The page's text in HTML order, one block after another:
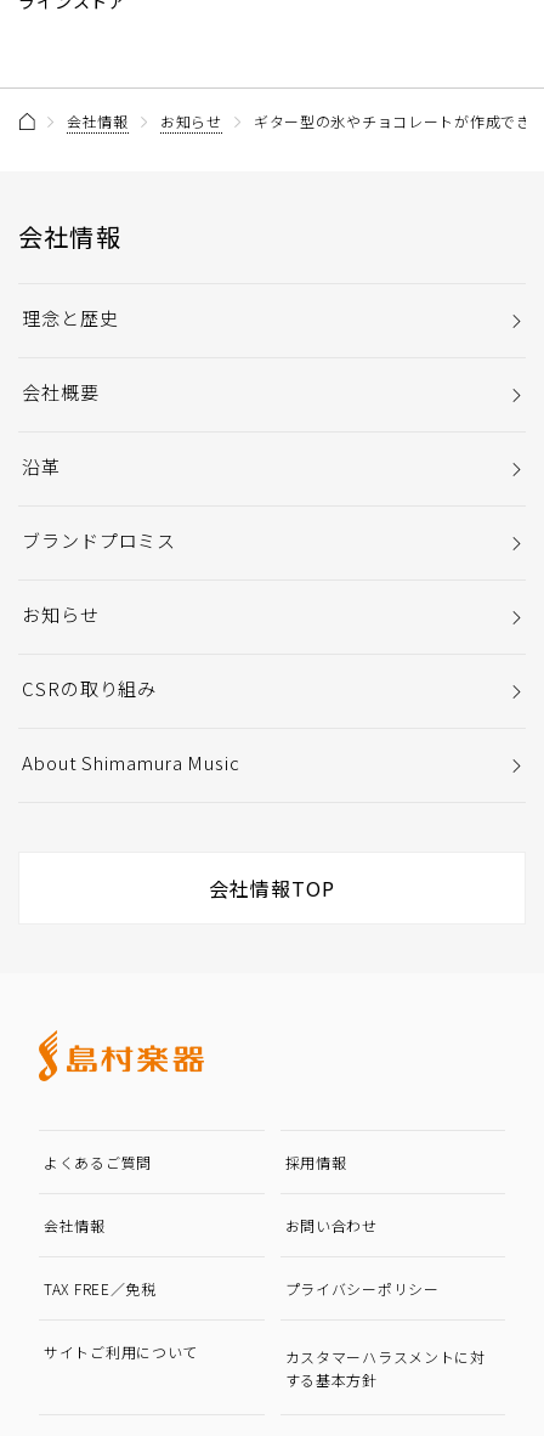
会社情報 お知らせ ギター型の氷やチョコレートが作成で
会社情報
理念と歴史
会社概要
沿革
ブランドプロミス
お知らせ
CSRの取り組み
About Shimamura Music
会社情報TOP
よくあるご質問 採用情報
会社情報 お問い合わせ
TAX FREE／免税 プライバシーポリシー
サイトご利用について
カスタマーハラスメントに対
する基本方針